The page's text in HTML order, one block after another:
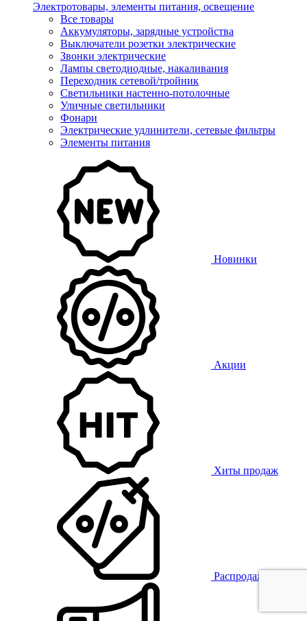
Электротовары, элементы питания, освещение
Все товары
Аккумуляторы, зарядные устройства
Выключатели розетки электрические
Звонки электрические
Лампы светодиодные, накаливания
Переходник сетевой/тройник
Светильники настенно-потолочные
Уличные светильники
Фонари
Электрические удлинители, сетевые фильтры
Элементы питания
Новинки
Акции
Хиты продаж
Распродажа